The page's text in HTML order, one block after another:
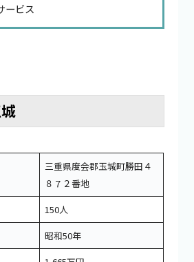
ービス
三重県度会郡玉城町勝田４
８７２番地
150人
昭和50年